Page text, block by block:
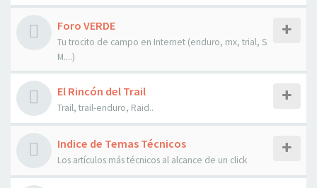
Foro VERDE
Tu trocito de campo en Internet (enduro, mx, trial, S
M....)
El Rincón del Trail
Trail, trail-enduro, Raid..
Indice de Temas Técnicos
Los artículos más técnicos al alcance de un click